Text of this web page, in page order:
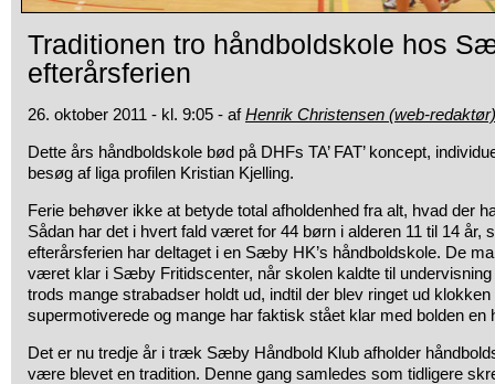
Traditionen tro håndboldskole hos
efterårsferien
26. oktober 2011 - kl. 9:05 - afHenrik Christensen (web-redaktør)
Dette års håndboldskole bød på DHFs TA’ FAT’ koncept,
besøg afliga profilen Kristian Kjelling.
Ferie behøver ikke at betyde total afholdenhed fra alt, hvad der
Sådan har det i hvert fald været for 44 børn i alderen 11 til 14 år,
efterårsferien har deltaget i en Sæby HK’s håndboldskole. De
været klar i Sæby Fritidscenter, når skolen kaldte til
trods mange strabadser holdt ud, indtil der blev ringet ud
supermotiverede og mange har faktisk stået klar med bolden en
Det er nu tredje år i træk Sæby Håndbold Klub afholder
være blevet en tradition. Denne gang samledes som tidligere